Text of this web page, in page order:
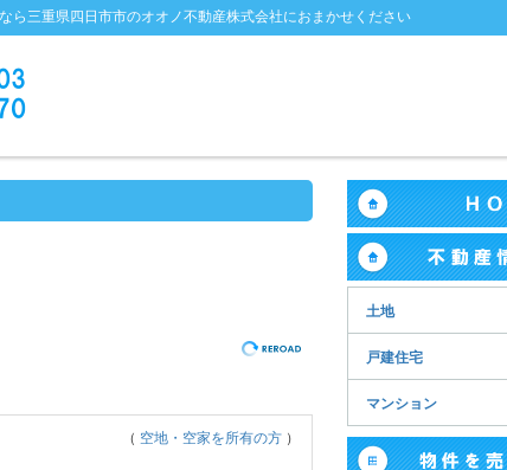
ら三重県四日市市のオオノ不動産株式会社におまかせください
（ 空地・空家を所有の方）
土地
戸建住宅
マンション